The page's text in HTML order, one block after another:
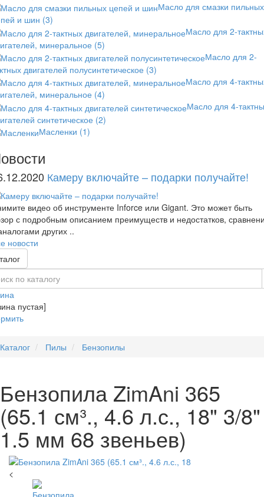
Масло для смазки пильных
и шин (3)
Масло для 2-
минеральное (5)
Масло для 2-
двигателей полусинтетическое (3)
Масло для 4-
минеральное (4)
Масло для 4-
синтетическое (2)
Масленки (1)
Камеру включайте – подарки получайте!
видео об инструменте Inforce или Gigant. Это может быть
с подробным описанием преимуществ и недостатков,
других ..
новости
пустая]
Каталог Пилы Бензопилы
Бензопила ZimAni 365
(65.1 см³., 4.6 л.с., 18" 3/8"
1.5 мм 68 звеньев)
<